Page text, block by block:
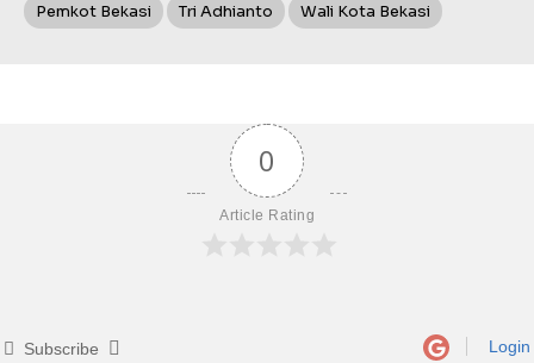
Pemkot Bekasi Tri Adhianto Wali Kota Bekasi
0
Article Rating
Subscribe Login